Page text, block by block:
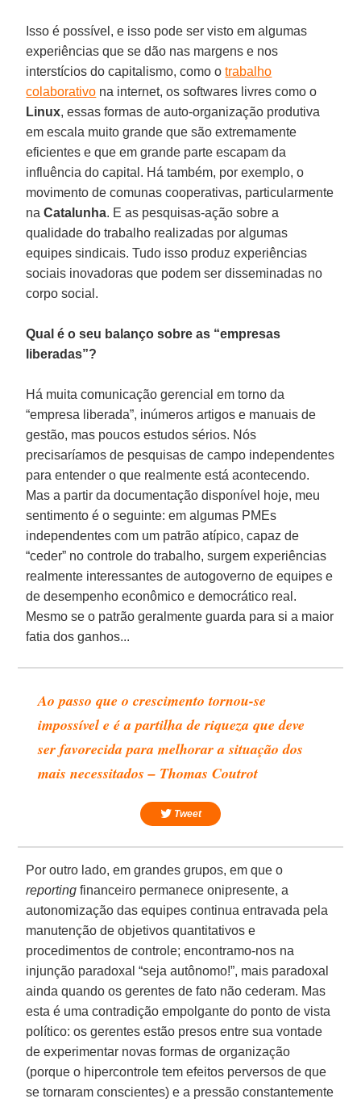
Isso é possível, e isso pode ser visto em algumas
experiências que se dão nas margens e nos
interstícios do capitalismo, como otrabalho
colaborativo na internet, os softwares livres como o
Linux, essas formas de auto-organização produtiva
em escala muito grande que são extremamente
eficientes e que em grande parte escapam da
influência do capital. Há também, por exemplo, o
movimento de comunas cooperativas, particularmente
naCatalunha. E as pesquisas-ação sobre a
qualidade do trabalho realizadas por algumas
equipes sindicais. Tudo isso produz experiências
sociais inovadoras que podem ser disseminadas no
corpo social.
Qual é o seu balanço sobre as “empresas
liberadas”?
Há muita comunicação gerencial em torno da
“empresa liberada”, inúmeros artigos e manuais de
gestão, mas poucos estudos sérios. Nós
precisaríamos de pesquisas de campo independentes
para entender o que realmente está acontecendo.
Mas a partir da documentação disponível hoje, meu
sentimento é o seguinte: em algumas PMEs
independentes com um patrão atípico, capaz de
“ceder” no controle do trabalho, surgem experiências
realmente interessantes de autogoverno de equipes e
de desempenho econômico e democrático real.
Mesmo se o patrão geralmente guarda para si a maior
fatia dos ganhos...
Ao passo que o crescimento tornou-se
impossível e é a partilha de riqueza que deve
ser favorecida para melhorar a situação dos
mais necessitados – Thomas Coutrot
Tweet
Por outro lado, em grandes grupos, em que o
reporting financeiro permanece onipresente, a
autonomização das equipes continua entravada pela
manutenção de objetivos quantitativos e
procedimentos de controle; encontramo-nos na
injunção paradoxal “seja autônomo!”, mais paradoxal
ainda quando os gerentes de fato não cederam. Mas
esta é uma contradição empolgante do ponto de vista
político: os gerentes estão presos entre sua vontade
de experimentar novas formas de organização
(porque o hipercontrole tem efeitos perversos de que
se tornaram conscientes) e a pressão constantemente